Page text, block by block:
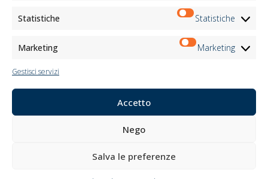
Statistiche Statistiche
Marketing Marketing
Gestisci servizi
Accetto
Nego
Salva le preferenze
TESSUTI
PRODOTTI
Azienda
Contatti